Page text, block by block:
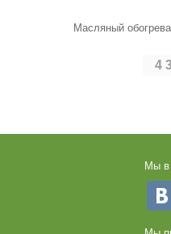
Масляный
4
Мы в